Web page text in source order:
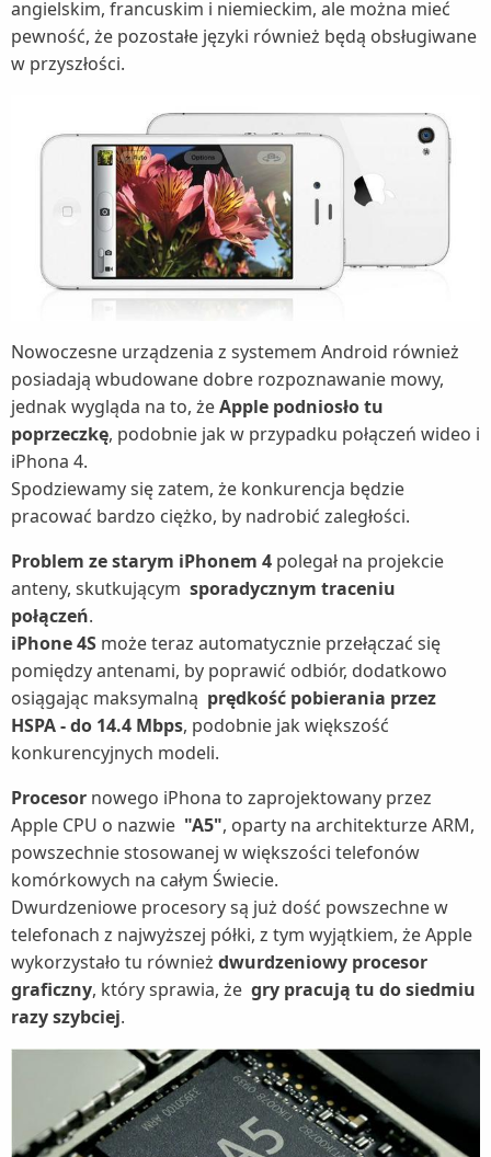
angielskim, francuskim i niemieckim, ale można mieć
pewność, że pozostałe języki również będą obsługiwane
w przyszłości.
Nowoczesne urządzenia z systemem Android również
posiadają wbudowane dobre rozpoznawanie mowy,
jednak wygląda na to, żeApple podniosło tu
poprzeczkę, podobnie jak w przypadku połączeń wideo i
iPhona 4.
Spodziewamy się zatem, że konkurencja będzie
pracować bardzo ciężko, by nadrobić zaległości.
Problem ze starym iPhonem 4 polegał na projekcie
anteny, skutkującym sporadycznym traceniu
połączeń.
iPhone 4S może teraz automatycznie przełączać się
pomiędzy antenami, by poprawić odbiór, dodatkowo
osiągając maksymalną prędkość pobierania przez
HSPA - do 14.4 Mbps, podobnie jak większość
konkurencyjnych modeli.
Procesor nowego iPhona to zaprojektowany przez
Apple CPU o nazwie "A5", oparty na architekturze ARM,
powszechnie stosowanej w większości telefonów
komórkowych na całym Świecie.
Dwurdzeniowe procesory są już dość powszechne w
telefonach z najwyższej półki, z tym wyjątkiem, że Apple
wykorzystało tu również dwurdzeniowy procesor
graficzny, który sprawia, że gry pracują tu do siedmiu
razy szybciej.